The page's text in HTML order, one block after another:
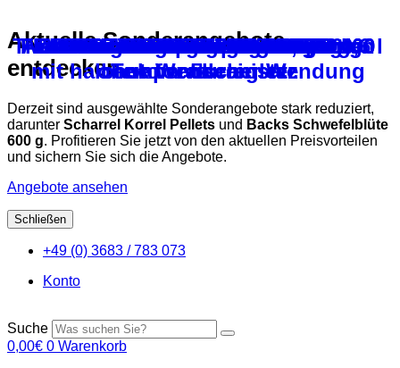
Aktuelle Sonderangebote
entdecken
Derzeit sind ausgewählte Sonderangebote stark reduziert,
darunter Scharrel Korrel Pellets und Backs Schwefelblüte
600 g. Profitieren Sie jetzt von den aktuellen Preisvorteilen
und sichern Sie sich die Angebote.
Angebote ansehen
Schließen
Inhalt
+49 (0) 3683 / 783 073
Konto
Suche
0,00€ 0 Warenkorb
Flächenbrüter BRUJA – Modell 400
mit halbautomatischer Wendung
Flächenbrüter BRUJA – Modell 400
ohne Wendeeinsatz
Klaus Vitaminkissen – 240 ml
Elsteinstrahler
Leistungsregler für Wärmeplatte
PICOSTART Kükenstarter 300gr
Tränke für Küken und Wachteln 0,6 l
Röhnfried Vitamin ADEC
Röhnfried Kükenglück 550 g
Kükentrog gelb/grün
Infrarotlampe Hartglas, rot
Comfort Wärmeplatte ohne
Temperaturregler
Backs VI-SPU-MIN 1 kg
Backs Badesalz – 600 g
Backs Bierhefe für Tauben 800 g
Auslaufhahn für 5l Kanister / Drain
cock for 5l canister